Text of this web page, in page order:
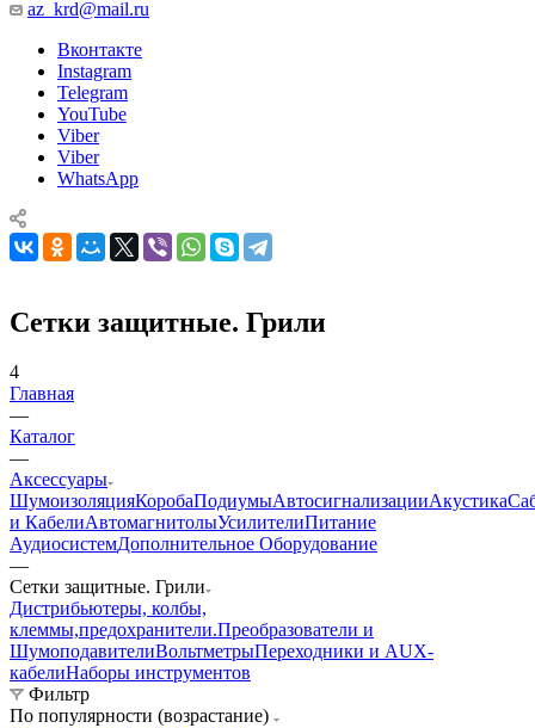
az_krd@mail.ru
Вконтакте
Instagram
Telegram
YouTube
Viber
Viber
WhatsApp
Сетки защитные. Грили
4
Главная
—
Каталог
—
Аксессуары
ШумоизоляцияКоробаПодиумыАвтосигнализацииАкустика
и КабелиАвтомагнитолыУсилителиПитание
АудиосистемДополнительное Оборудование
—
Сетки защитные. Грили
Дистрибьютеры, колбы,
клеммы,предохранители.Преобразователи и
ШумоподавителиВольтметрыПереходники и AUX-
кабелиНаборы инструментов
Фильтр
По популярности (возрастание)